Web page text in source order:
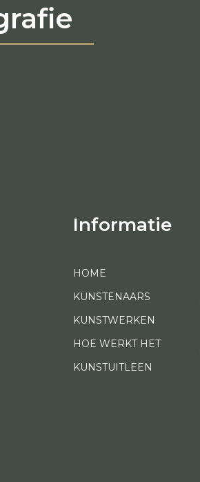
Informatie
HOME
KUNSTENAARS
KUNSTWERKEN
HOE WERKT HET
KUNSTUITLEEN